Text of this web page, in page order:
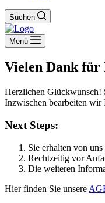
Suchen
Menü
Vielen Dank für
Herzlichen Glückwunsch!
Inzwischen bearbeiten
Next Steps:
Sie erhalten von
Rechtzeitig vor
Die weiteren
Hier finden Sie unsere